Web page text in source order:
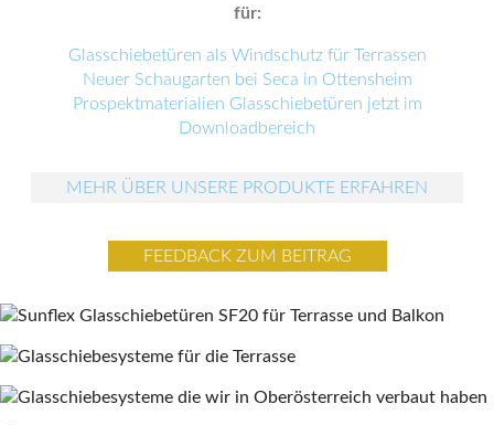
für:
Glasschiebetüren als Windschutz für Terrassen
Neuer Schaugarten bei Seca in Ottensheim
Prospektmaterialien Glasschiebetüren jetzt im
Downloadbereich
MEHR ÜBER UNSERE PRODUKTE ERFAHREN
FEEDBACK ZUM BEITRAG